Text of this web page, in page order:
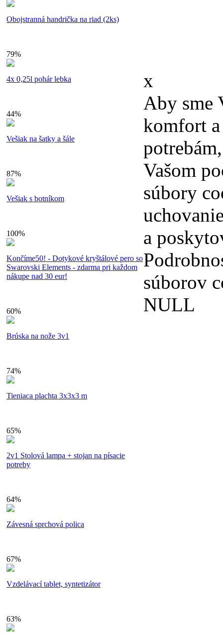
Obojstranná handrička na riad (2ks)
79%
4x 0,25l pohár lebka
44%
Vešiak na šatky a šále
87%
Vešiak s botníkom
100%
Končíme50! - Dotykové kryštálové pero so
Swarovski Elements - zdarma pri každom
nákupe nad 30 eur!
60%
Brúska na nože 3v1
74%
Tieniaca plachta 3x3x3 m
65%
2v1 Stolová lampa + stojan na písacie
potreby
64%
Závesná sprchová polica
67%
Vzdelávací tablet, syntetizátor
63%
x
Aby sme
komfort
Vašom
súbory
a
súborov
NULL